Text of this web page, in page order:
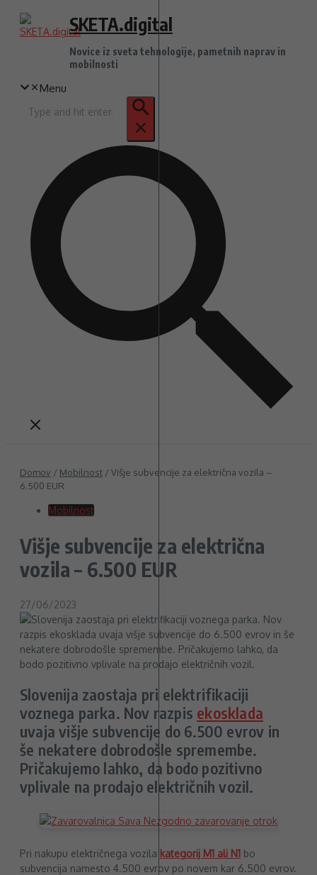
Preskoči
SKETA.digital
Novice iz sveta tehnologije, pametnih naprav in
mobilnosti
Menu
za:
Domov / Mobilnost / Višje subvencije za električna vozila –
6.500 EUR
Mobilnost
Višje subvencije za električna
vozila – 6.500 EUR
27/06/2023
Slovenija zaostaja pri elektrifikaciji
voznega parka. Nov razpis ekosklada
uvaja višje subvencije do 6.500 evrov in
še nekatere dobrodošle spremembe.
Pričakujemo lahko, da bodo pozitivno
vplivale na prodajo električnih vozil.
Pri nakupu električnega vozila kategorij M1 ali N1 bo
subvencija namesto 4.500 evrov po novem kar 6.500 evrov.